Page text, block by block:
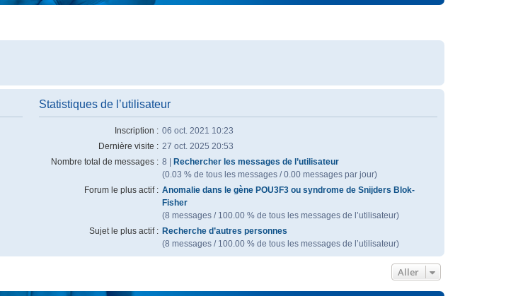
Statistiques de l’utilisateur
Inscription : 06 oct. 2021 10:23
Dernière visite : 27 oct. 2025 20:53
Nombre total de messages : 8 |
Rechercher les messages de l’utilisateur
(0.03 % de tous les messages / 0.00 messages par jour)
Forum le plus actif : Anomalie dans le gène POU3F3 ou syndrome de Snijders Blok-
Fisher
(8 messages / 100.00 % de tous les messages de l’utilisateur)
Sujet le plus actif : Recherche d’autres personnes
(8 messages / 100.00 % de tous les messages de l’utilisateur)
Aller